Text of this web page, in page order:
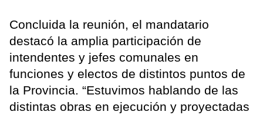
Concluida la reunión, el mandatario
destacó la amplia participación de
intendentes y jefes comunales en
funciones y electos de distintos puntos de
la Provincia. “Estuvimos hablando de las
distintas obras en ejecución y proyectadas